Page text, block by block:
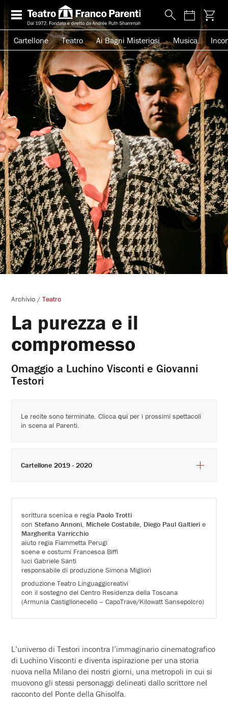
Cartellone Teatro Ai Bagni Misteriosi Musica
Archivio /Teatro
La purezza e il
compromesso
Omaggio a Luchino Visconti e Giovanni
Testori
scrittura scenica e regia Paolo Trotti
conStefano Annoni Michele Costabile Diego Paul Galtieri e
Margherita Varricchio
aiuto regia Fiammetta Perugi
scene e costumi Francesca Biffi
luci Gabriele Santi
responsabile di produzione Simona Migliori
produzione Teatro Linguaggicreativi
con il sostegno del Centro Residenza della Toscana
(Armunia Castiglionecello – CapoTrave/Kilowatt Sansepolcro)
L’universo di Testori incontra l’immaginario cinematografico
di Luchino Visconti e diventa ispirazione per una storia
nuova nella Milano dei nostri giorni, una metropoli in cui si
muovono gli stessi personaggi delineati dallo scrittore neI
racconto del Ponte della Ghisolfa.
Le recite sono terminate. Cliccaqui per i prossimi spettacoli
in scena al Parenti.
Cartellone 2019 - 2020